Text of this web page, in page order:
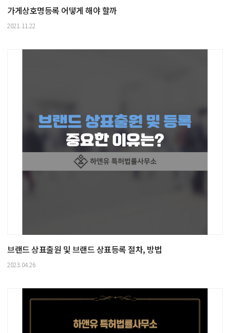
가게상호명등록 어떻게 해야 할까
2021.11.22
브랜드 상표출원 및 브랜드 상표등록 절차, 방법
2023.04.26